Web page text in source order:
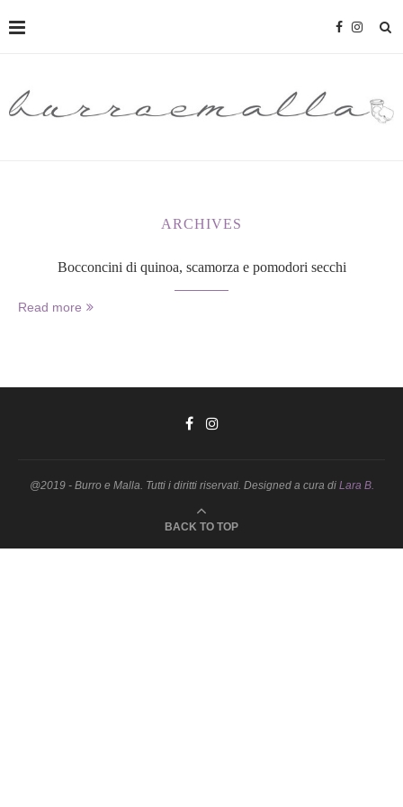
ARCHIVES
Bocconcini di quinoa, scamorza e pomodori secchi
Read more
@2019 - Burro e Malla. Tutti i diritti riservati. Designed a cura di Lara B.
BACK TO TOP